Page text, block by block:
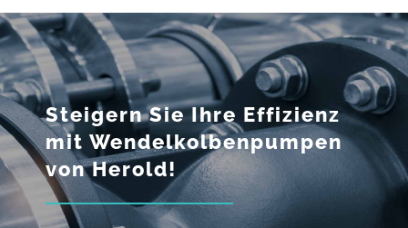
Steigern Sie Ihre Effizienz
mit Wendelkolbenpumpen
von Herold!